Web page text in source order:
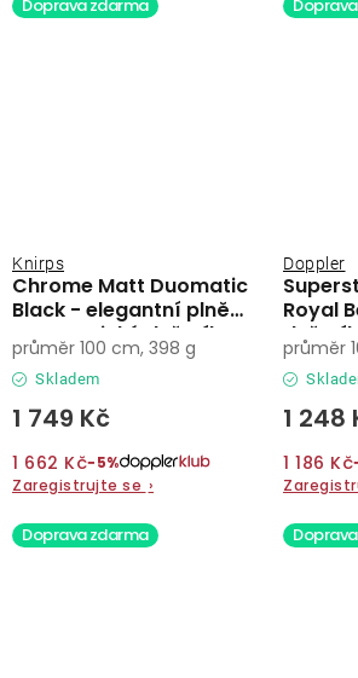
Doprava zdarma
Chrome Matt Duomatic
Black - elegantní plně
automatický deštník
Knirps
Skladem
1 749 Kč
1 662 Kč−5%
Zaregistrujte se ›
průměr 100 cm, 398 g
Royal
deštník
Doppler
1 248
1 186 Kč
průměr
Doprava zdarma